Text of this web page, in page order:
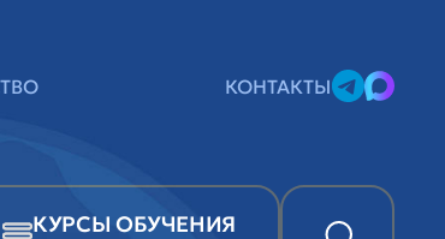
КОНТАКТЫ
КУРСЫ ОБУЧЕНИЯ